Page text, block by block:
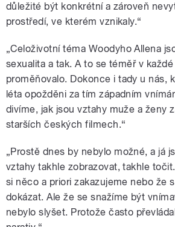
důležité být konkrétní a zároveň
prostředí, ve kterém vznikaly.“
„Celoživotní téma Woodyho Allena
sexualita a tak. A to se téměř v
proměňovalo. Dokonce i tady u nás,
léta opožděni za tím západním
divíme, jak jsou vztahy muže a ženy
starších českých filmech.“
„Prostě dnes by nebylo možné, a já
vztahy takhle zobrazovat, takhle
si něco a priori zakazujeme nebo že
dokázat. Ale že se snažíme být
nebylo slyšet. Protože často